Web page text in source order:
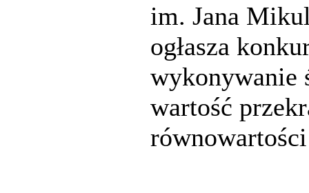
im. Jana
ogłasza
wykonywanie
wartość